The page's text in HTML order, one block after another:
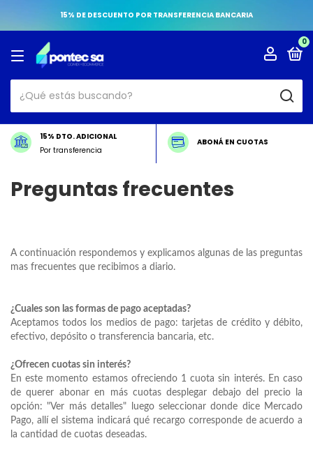
15% DE DESCUENTO POR TRANSFERENCIA BANCARIA
0
15% DTO. ADICIONAL
Por transferencia
ABONÁ EN CUOTAS
Preguntas frecuentes
A continuación respondemos y explicamos algunas de las preguntas
mas frecuentes que recibimos a diario.
¿Cuales son las formas de pago aceptadas?
Aceptamos todos los medios de pago: tarjetas de crédito y débito,
efectivo, depósito o transferencia bancaria, etc.
¿Ofrecen cuotas sin interés?
En este momento estamos ofreciendo 1 cuota sin interés. En caso
de querer abonar en más cuotas desplegar debajo del precio la
opción: "Ver más detalles" luego seleccionar donde dice Mercado
Pago, allí el sistema indicará qué recargo corresponde de acuerdo a
la cantidad de cuotas deseadas.